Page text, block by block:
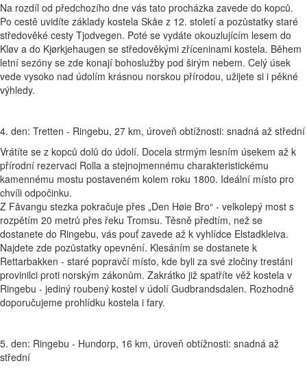
Na rozdíl od předchozího dne vás tato procházka zavede do kopců.
Po cestě uvidíte základy kostela Skåe z 12. století a pozůstatky staré
středověké cesty Tjodvegen. Poté se vydáte okouzlujícím lesem do
Kløv a do Kjørkjehaugen se středověkými zříceninami kostela. Během
letní sezóny se zde konají bohoslužby pod širým nebem. Celý úsek
vede vysoko nad údolím krásnou norskou přírodou, užijete si i pěkné
výhledy.
4. den: Tretten - Ringebu, 27 km, úroveň obtížnosti: snadná až střední
Vrátíte se z kopců dolů do údolí. Docela strmým lesním úsekem až k
přírodní rezervaci Rolla a stejnojmennému charakteristickému
kamennému mostu postaveném kolem roku 1800. Ideální místo pro
chvíli odpočinku.
Z Fåvangu stezka pokračuje přes „Den Høie Bro“ - velkolepý most s
rozpětím 20 metrů přes řeku Tromsu. Těsně předtím, než se
dostanete do Ringebu, vás pouť zavede až k vyhlídce Elstadkleiva.
Najdete zde pozůstatky opevnění. Klesáním se dostanete k
Rettarbakken - staré popravčí místo, kde byli za své zločiny trestáni
provinilci proti norským zákonům. Zakrátko již spatříte věž kostela v
Ringebu - jediný roubený kostel v údolí Gudbrandsdalen. Rozhodně
doporučujeme prohlídku kostela i fary.
5. den: Ringebu - Hundorp, 16 km, úroveň obtížnosti: snadná až
střední